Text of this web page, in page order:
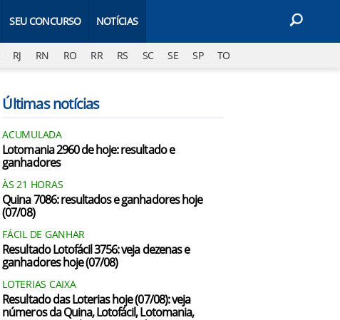
SEU CONCURSO NOTÍCIAS
RJ RN RO RR RS SC SE SP TO
Últimas notícias
ACUMULADA
Lotomania 2960 de hoje: resultado e
ganhadores
ÀS 21 HORAS
Quina 7086: resultados e ganhadores hoje
(07/08)
FÁCIL DE GANHAR
Resultado Lotofácil 3756: veja dezenas e
ganhadores hoje (07/08)
LOTERIAS CAIXA
Resultado das Loterias hoje (07/08): veja
números da Quina, Lotofácil, Lotomania,